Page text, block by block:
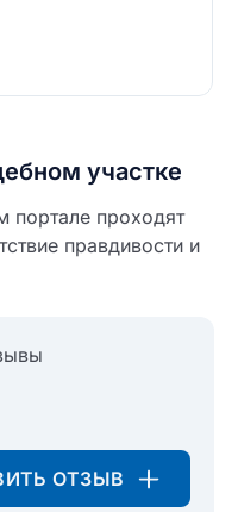
участке
портале проходят
правдивости и
ОТЗЫВ